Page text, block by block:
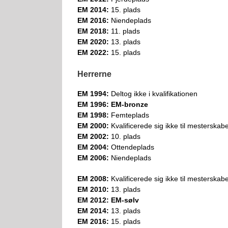
EM 2014: 15. plads
EM 2016: Niendeplads
EM 2018: 11. plads
EM 2020: 13. plads
EM 2022: 15. plads
Herrerne
EM 1994: Deltog ikke i kvalifikationen
EM 1996: EM-bronze
EM 1998: Femteplads
EM 2000: Kvalificerede sig ikke til
EM 2002: 10. plads
EM 2004: Ottendeplads
EM 2006: Niendeplads
EM 2008: Kvalificerede sig ikke til
EM 2010: 13. plads
EM 2012: EM-sølv
EM 2014: 13. plads
EM 2016: 15. plads